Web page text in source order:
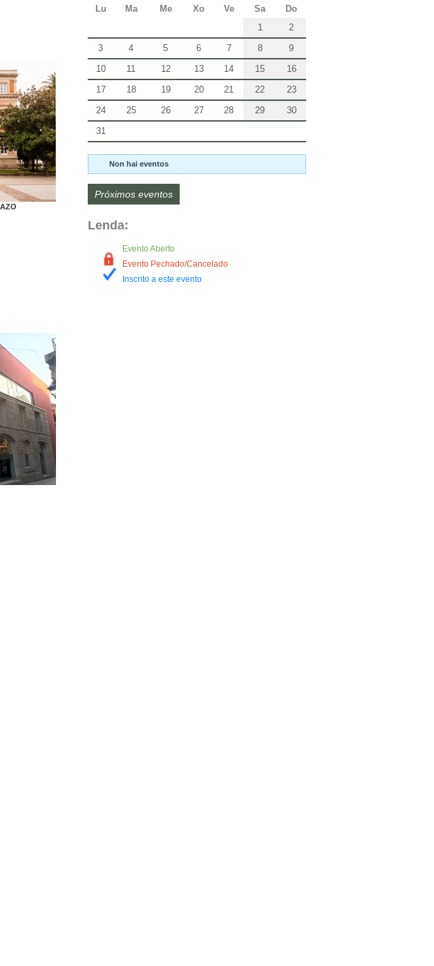
Lu Ma Me Xo Ve Sa
Do
1
2
3
4 5 6 7 8
9
10
11 12 13 14 15
16
17
18 19 20 21 22
23
24
25 26 27 28 29
30
31
Non hai eventos
Próximos eventos
Lenda:
Evento Aberto
Evento Pechado/Cancelado
Inscrito a este evento